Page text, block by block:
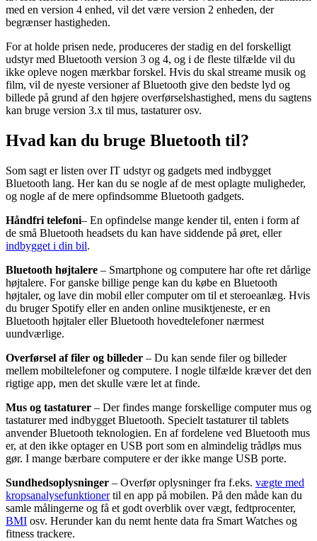
med en version 4 enhed, vil det være version 2 enheden, der
begrænser hastigheden.
For at holde prisen nede, produceres der stadig en del forskelligt
udstyr med Bluetooth version 3 og 4, og i de fleste tilfælde vil du
ikke opleve nogen mærkbar forskel. Hvis du skal streame musik og
film, vil de nyeste versioner af Bluetooth give den bedste lyd og
billede på grund af den højere overførselshastighed, mens du sagtens
kan bruge version 3.x til mus, tastaturer osv.
Hvad kan du bruge Bluetooth til?
Som sagt er listen over IT udstyr og gadgets med indbygget
Bluetooth lang. Her kan du se nogle af de mest oplagte muligheder,
og nogle af de mere opfindsomme Bluetooth gadgets.
Håndfri telefoni– En opfindelse mange kender til, enten i form af
de små Bluetooth headsets du kan have siddende på øret, eller
indbygget i din bil.
Bluetooth højtalere – Smartphone og computere har ofte ret dårlige
højtalere. For ganske billige penge kan du købe en Bluetooth
højtaler, og lave din mobil eller computer om til et steroeanlæg. Hvis
du bruger Spotify eller en anden online musiktjeneste, er en
Bluetooth højtaler eller Bluetooth hovedtelefoner nærmest
uundværlige.
Overførsel af filer og billeder – Du kan sende filer og billeder
mellem mobiltelefoner og computere. I nogle tilfælde kræver det den
rigtige app, men det skulle være let at finde.
Mus og tastaturer – Der findes mange forskellige computer mus og
tastaturer med indbygget Bluetooth. Specielt tastaturer til tablets
anvender Bluetooth teknologien. En af fordelene ved Bluetooth mus
er, at den ikke optager en USB port som en almindelig trådløs mus
gør. I mange bærbare computere er der ikke mange USB porte.
Sundhedsoplysninger – Overfør oplysninger fra f.eks. vægte med
kropsanalysefunktionertil en app på mobilen. På den måde kan du
samle målingerne og få et godt overblik over vægt, fedtprocenter,
BMI osv. Herunder kan du nemt hente data fra Smart Watches og
fitness trackere.